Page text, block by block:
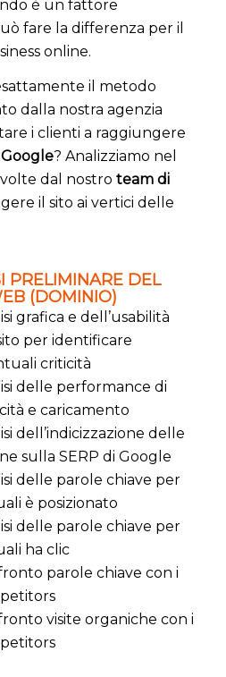
è un fattore
fare la differenza per il
online.
il metodo
dalla nostra agenzia
i clienti a raggiungere
? Analizziamo nel
dal nostro team di
il sito ai vertici delle
PRELIMINARE DEL
(DOMINIO)
grafica e dell’usabilità
per identificare
criticità
delle performance di
e caricamento
dell’indicizzazione delle
sulla SERP di Google
delle parole chiave per
è posizionato
delle parole chiave per
ha clic
parole chiave con i
visite organiche con i